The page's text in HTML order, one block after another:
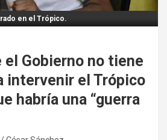
en el Trópico.
el Gobierno no tiene
intervenir el Trópico
habría una “guerra